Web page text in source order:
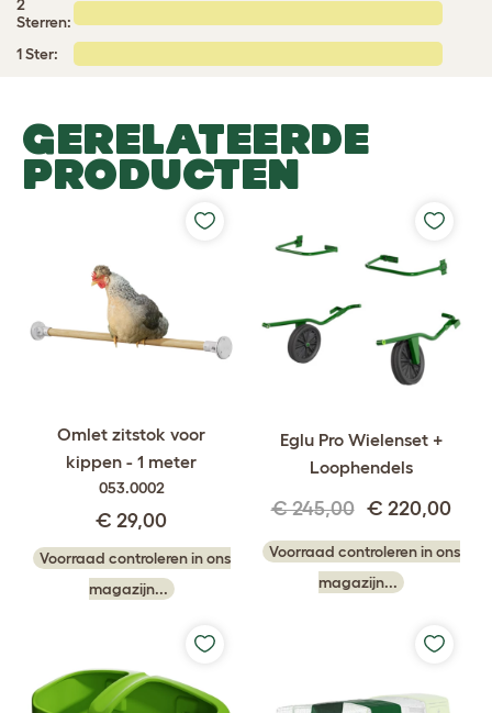
2
Sterren:
1 Ster:
GERELATEERDE
PRODUCTEN
Omlet zitstok voor
kippen - 1 meter
053.0002
€ 29,00
Voorraad controleren in ons
magazijn...
Eglu Pro Wielenset +
Loophendels
€ 245,00 € 220,00
Voorraad controleren in ons
magazijn...